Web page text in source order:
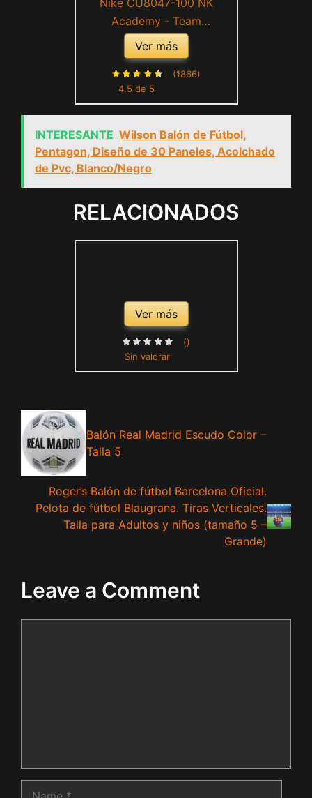
Academy - Team
Recreational Soccer Ball
Unisex Adult
White/Black/(Volt) Tamaño 5
Ver más
4.5 de 5
(1866)
INTERESANTE Wilson Balón de Fútbol,
Pentagon, Diseño de 30 Paneles, Acolchado
de Pvc, Blanco/Negro
RELACIONADOS
Ver más
Sin valorar
()
Balón Real Madrid Escudo Color –
Talla 5
Roger’s Balón de fútbol Barcelona Oficial.
Pelota de fútbol Blaugrana. Tiras Verticales.
Talla para Adultos y niños (tamaño 5 –
Grande)
Leave a Comment